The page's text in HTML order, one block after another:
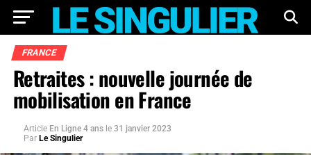
FRANCE
Retraites : nouvelle journée de
mobilisation en France
Article En Ligne 4 ans le 31 janvier 2023
Par Le Singulier